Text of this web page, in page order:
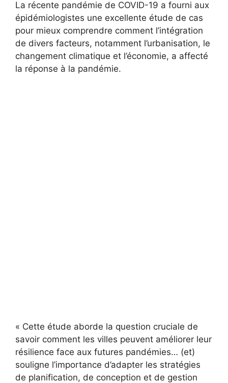
La récente pandémie de COVID-19 a fourni aux
épidémiologistes une excellente étude de cas
pour mieux comprendre comment l’intégration
de divers facteurs, notamment l’urbanisation, le
changement climatique et l’économie, a affecté
la réponse à la pandémie.
« Cette étude aborde la question cruciale de
savoir comment les villes peuvent améliorer leur
résilience face aux futures pandémies… (et)
souligne l’importance d’adapter les stratégies
de planification, de conception et de gestion